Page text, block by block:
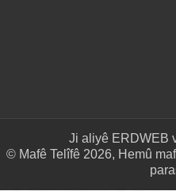
Ji aliyê ERDWEB
© Mafê Telîfê 2026, Hemû